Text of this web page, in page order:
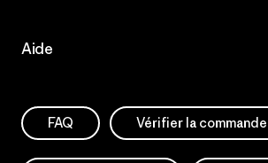
Aide
FAQ Vérifier la commande